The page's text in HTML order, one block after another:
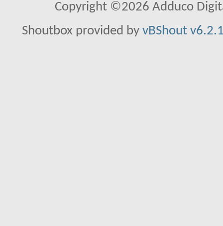
Copyright ©2026 Adduco
Shoutbox provided by vBShout